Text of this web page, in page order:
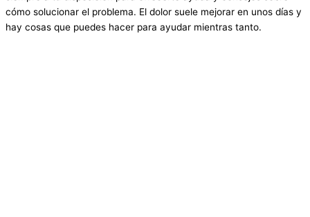
cómo solucionar el problema. El dolor suele mejorar en unos días y
hay cosas que puedes hacer para ayudar mientras tanto.